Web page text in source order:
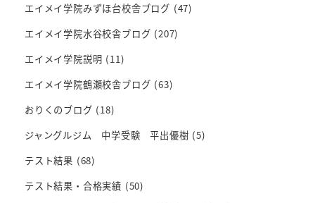
エイメイ学院みずほ台校舎ブログ (47)
エイメイ学院水谷校舎ブログ (207)
エイメイ学院説明 (11)
エイメイ学院鶴瀬校舎ブログ (63)
おりくのブログ (18)
ジャングルジム 中学受験 平出優樹 (5)
テスト結果 (68)
テスト結果・合格実績 (50)